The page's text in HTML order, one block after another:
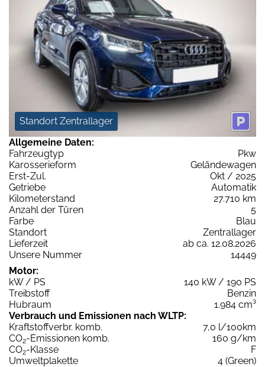
Standort Zentrallager
Allgemeine Daten:
Fahrzeugtyp
Pkw
Karosserieform
Geländewagen
Erst-Zul.
Okt / 2025
Getriebe
Automatik
Kilometerstand
27.710 km
Anzahl der Türen
5
Farbe
Blau
Standort
Zentrallager
Lieferzeit
ab ca. 12.08.2026
Unsere Nummer
14449
Motor:
kW / PS
140 kW / 190 PS
Treibstoff
Benzin
Hubraum
1.984 cm³
Verbrauch und Emissionen nach WLTP:
Kraftstoffverbr. komb.
7,0 l/100km
CO2-Emissionen komb.
160 g/km
CO2-Klasse
F
Umweltplakette
4 (Green)